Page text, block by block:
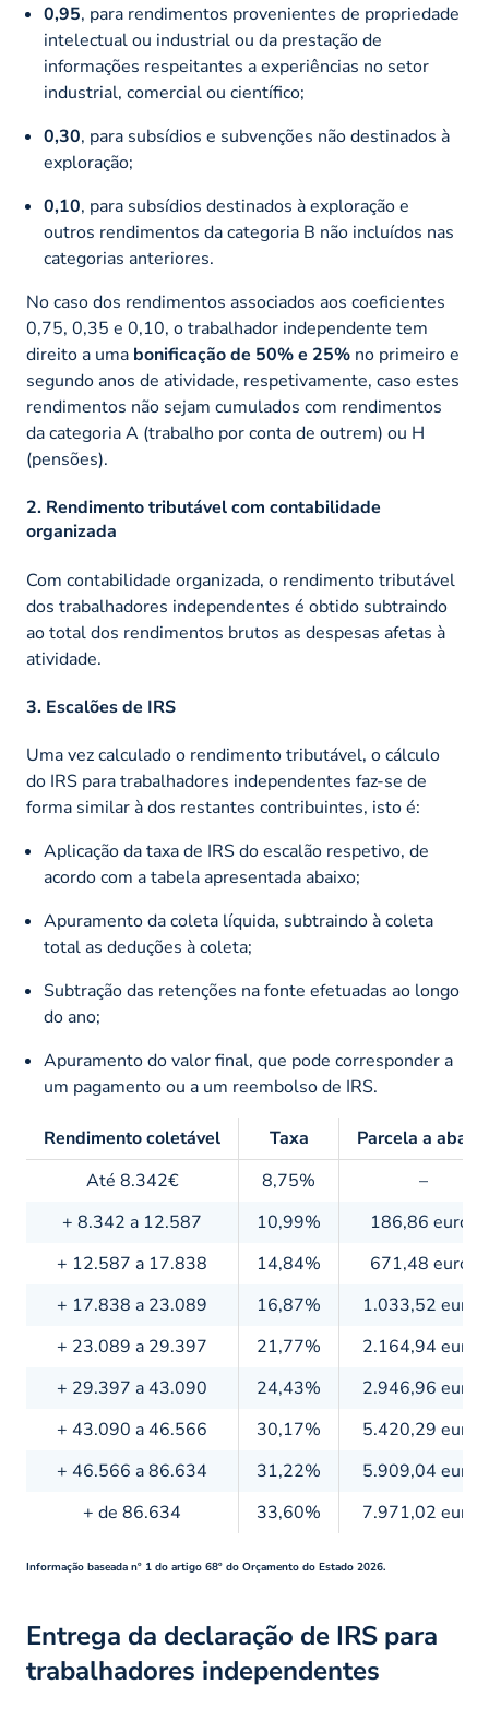
0,95, para rendimentos provenientes de propriedade
intelectual ou industrial ou da prestação de
informações respeitantes a experiências no setor
industrial, comercial ou científico;
0,30, para subsídios e subvenções não destinados à
exploração;
0,10, para subsídios destinados à exploração e
outros rendimentos da categoria B não incluídos nas
categorias anteriores.
No caso dos rendimentos associados aos coeficientes
0,75, 0,35 e 0,10, o trabalhador independente tem
direito a uma bonificação de 50% e 25% no primeiro e
segundo anos de atividade, respetivamente, caso estes
rendimentos não sejam cumulados com rendimentos
da categoria A (trabalho por conta de outrem) ou H
(pensões).
2. Rendimento tributável com contabilidade
organizada
Com contabilidade organizada, o rendimento tributável
dos trabalhadores independentes é obtido subtraindo
ao total dos rendimentos brutos as despesas afetas à
atividade.
3. Escalões de IRS
Uma vez calculado o rendimento tributável, o cálculo
do IRS para trabalhadores independentes faz-se de
forma similar à dos restantes contribuintes, isto é:
Aplicação da taxa de IRS do escalão respetivo, de
acordo com a tabela apresentada abaixo;
Apuramento da coleta líquida, subtraindo à coleta
total as deduções à coleta;
Subtração das retenções na fonte efetuadas ao longo
do ano;
Apuramento do valor final, que pode corresponder a
um pagamento ou a um reembolso de IRS.
Rendimento coletável Taxa
Parcela a abater
Até 8.342€
8,75%
–
+ 8.342 a 12.587
10,99%
186,86 euros
+ 12.587 a 17.838
14,84%
671,48 euros
+ 17.838 a 23.089
16,87%
1.033,52 euros
+ 23.089 a 29.397
21,77%
2.164,94 euros
+ 29.397 a 43.090
24,43%
2.946,96 euros
+ 43.090 a 46.566
30,17%
5.420,29 euros
+ 46.566 a 86.634
31,22%
5.909,04 euros
+ de 86.634
33,60% 7.971,02 euros
Informação baseada nº 1 do artigo 68º do Orçamento do Estado 2026.
Entrega da declaração de IRS para
trabalhadores independentes